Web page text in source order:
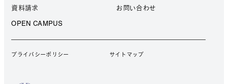
資料請求
OPEN CAMPUS
お問い合わせ
プライバシーポリシー サイトマップ